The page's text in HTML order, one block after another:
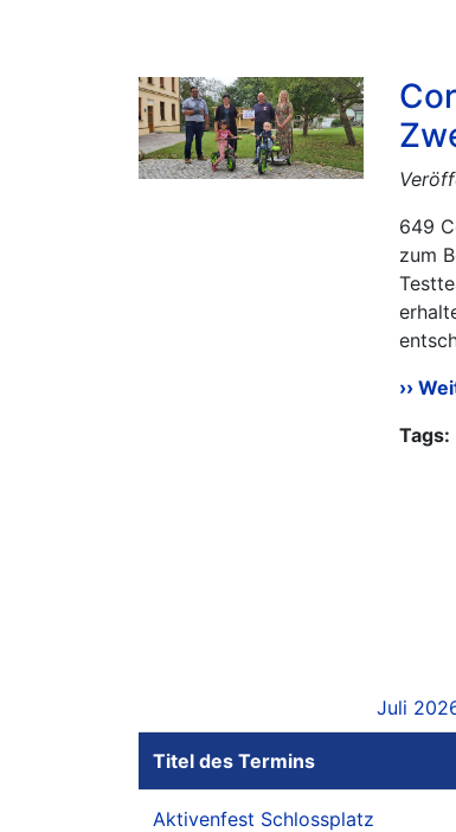
649
zum
Tags:
Juli
Titel des Termins
Aktivenfest Schlossplatz